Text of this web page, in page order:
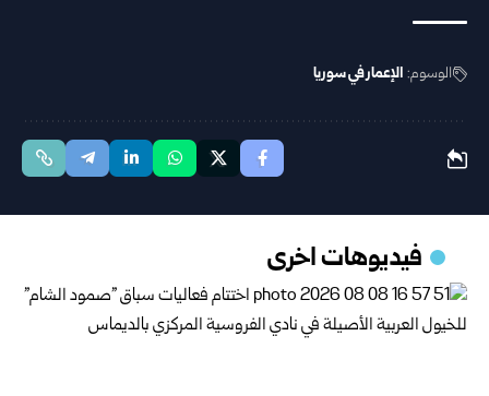
الوسوم: الإعمار في سوريا
فيديوهات اخرى